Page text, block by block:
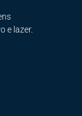
e lazer.